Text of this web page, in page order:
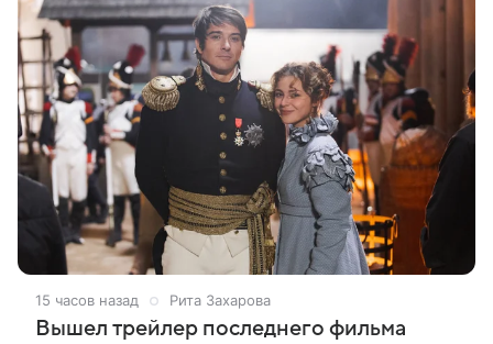
15 часов назад Рита Захарова
Вышел трейлер последнего фильма